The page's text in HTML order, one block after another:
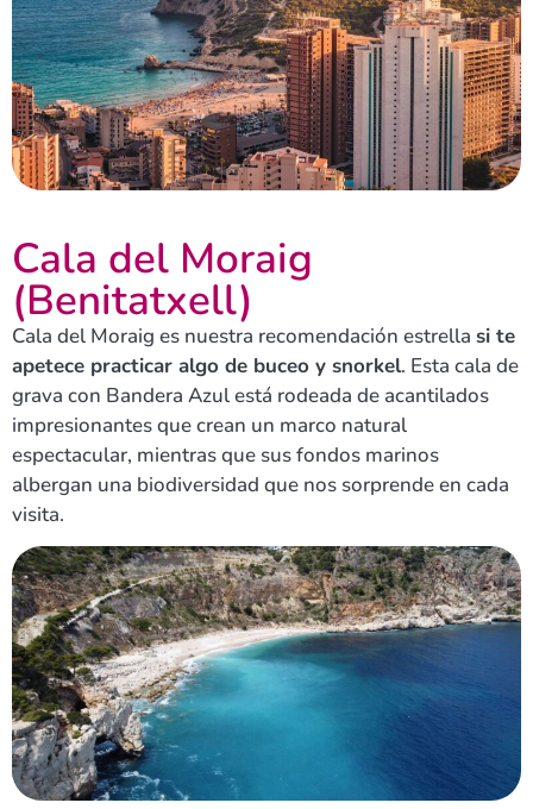
Cala del Moraig
(Benitatxell)
Cala del Moraig es nuestra recomendación estrella si te
apetece practicar algo de buceo y snorkel. Esta cala de
grava con Bandera Azul está rodeada de acantilados
impresionantes que crean un marco natural
espectacular, mientras que sus fondos marinos
albergan una biodiversidad que nos sorprende en cada
visita.